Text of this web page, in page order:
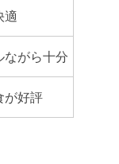
適
ながら十分
が好評